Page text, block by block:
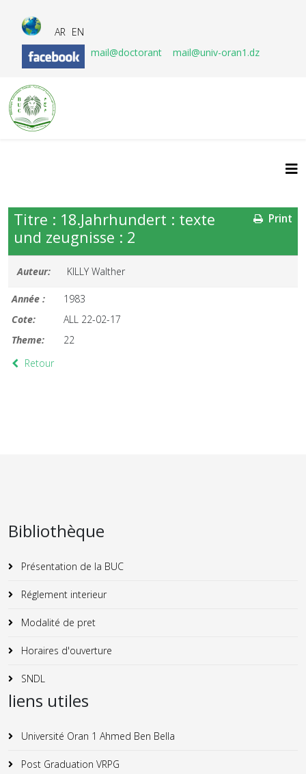
AR EN
mail@doctorant
mail@univ-oran1.dz
Print
Titre : 18.Jahrhundert : texte
und zeugnisse : 2
Auteur: KILLY Walther
Année :
1983
Cote:
ALL 22-02-17
Theme:
22
Retour
Bibliothèque
Présentation de la BUC
Réglement interieur
Modalité de pret
Horaires d'ouverture
SNDL
liens utiles
Université Oran 1 Ahmed Ben Bella
Post Graduation VRPG